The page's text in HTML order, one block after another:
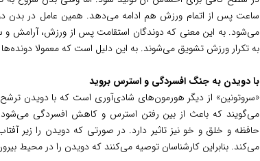
می‌شود. به این معنی که دوندگان استقامت پس از ورزش، آرامش و
به تکرار ورزش تشویق می‌شوند. به این دلیل است که معمولا
با دویدن به جنگ افسردگی و استرس بروید
«سروتونین» از دیگر هورمون‌های شادی‌آوری است که با دویدن
می‌گویند که باعث از بین رفتن استرس و کاهش افسردگی می‌شود.
حافظه و خلق و خو نیز تاثیر دارد. در صورتی که دویدن را زیر
می‌کند. بنابراین کارشناسان توصیه می‌کنند که دویدن را در محیط